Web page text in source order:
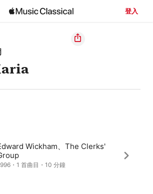
登入
Wickham、The Clerks'
・1 首曲目・10 分鐘